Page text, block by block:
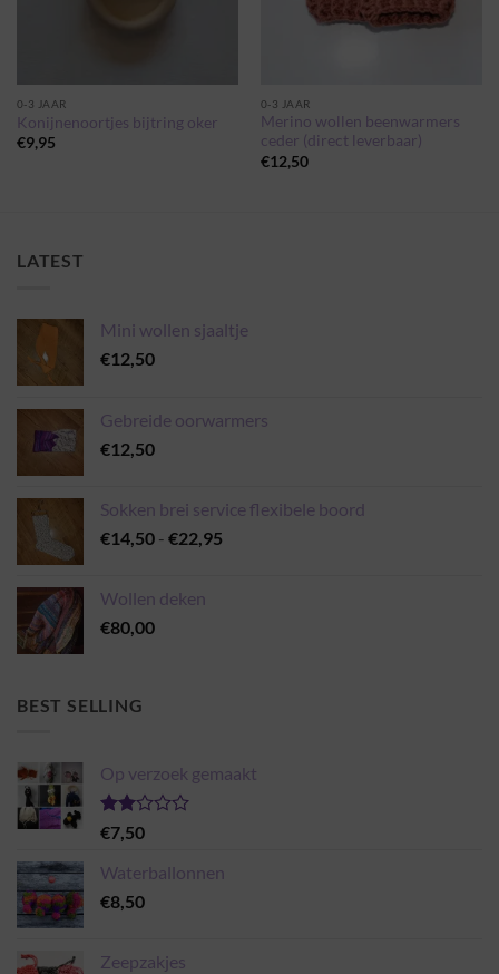
0-3 JAAR
Konijnenoortjes bijtring oker
€9,95
0-3 JAAR
Merino wollen beenwarmers
ceder (direct leverbaar)
€12,50
LATEST
Mini wollen sjaaltje
€12,50
Gebreide oorwarmers
€12,50
Sokken brei service flexibele boord
€14,50 - €22,95
Wollen deken
€80,00
BEST SELLING
Op verzoek gemaakt
Gewaardeerd
2.00
uit 5
€7,50
Waterballonnen
€8,50
Zeepzakjes